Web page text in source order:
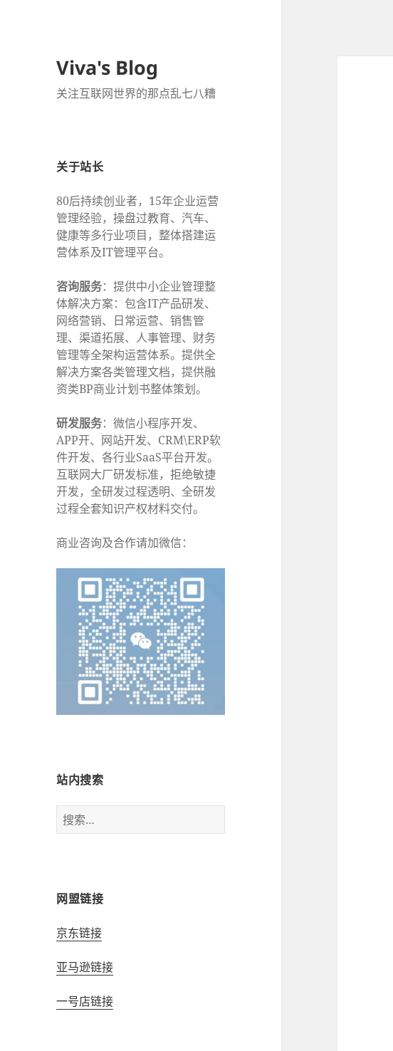
Viva's Blog
关注互联网世界的那点乱七八糟
关于站长
80后持续创业者，15年企业运营
管理经验，操盘过教育、汽车、
健康等多行业项目，整体搭建运
营体系及IT管理平台。
咨询服务：提供中小企业管理整
体解决方案：包含IT产品研发、
网络营销、日常运营、销售管
理、渠道拓展、人事管理、财务
管理等全架构运营体系。提供全
解决方案各类管理文档，提供融
资类BP商业计划书整体策划。
研发服务：微信小程序开发、
APP开、网站开发、CRM\ERP软
件开发、各行业SaaS平台开发。
互联网大厂研发标准，拒绝敏捷
开发，全研发过程透明、全研发
过程全套知识产权材料交付。
商业咨询及合作请加微信：
站内搜索
搜
索：
网盟链接
京东链接
亚马逊链接
一号店链接